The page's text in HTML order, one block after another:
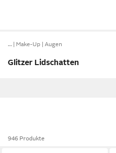
… Make-Up Augen
Glitzer Lidschatten
946 Produkte